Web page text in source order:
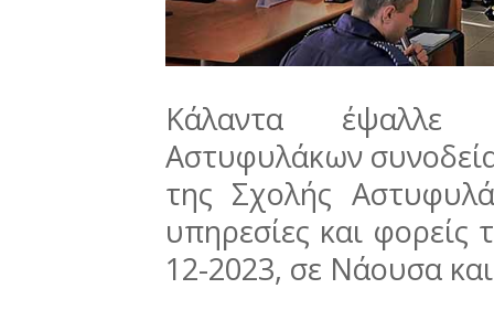
Κάλαντα έψαλλε
Αστυφυλάκων
της Σχολής
υπηρεσίες και
12-2023, σε Νάουσα